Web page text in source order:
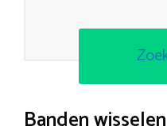
Banden